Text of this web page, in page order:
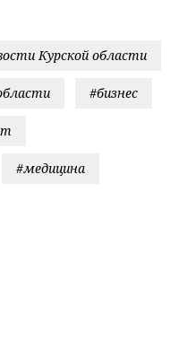
Курской области
#бизнес
#медицина